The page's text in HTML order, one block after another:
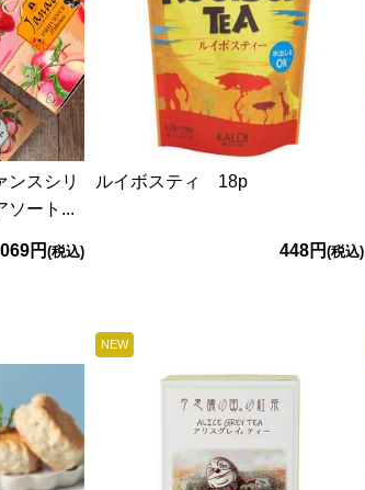
スシリ
ート...
円 (税込)
ルイボスティ 18p
448円 (税込)
NEW